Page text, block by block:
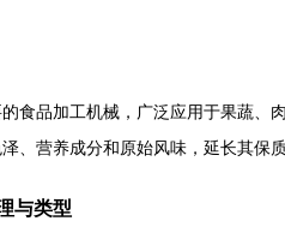
食品加工机械，广泛应用于果蔬、
、营养成分和原始风味，延长其保质
与类型